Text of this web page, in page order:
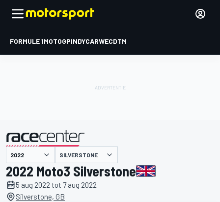
FORMULE 1MOTOGPINDYCARWECDTM
gepresenteerd door SILVERSTONE
2022 Moto3 Silverstone
5 aug 2022 tot 7 aug 2022
Silverstone, GB